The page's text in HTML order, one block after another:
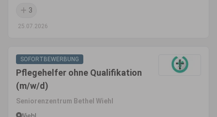
3
25.07.2026
SOFORTBEWERBUNG
Pflegehelfer ohne Qualifikation
(m/w/d)
Seniorenzentrum Bethel Wiehl